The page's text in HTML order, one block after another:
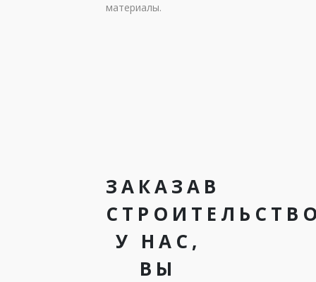
материалы.
ЗАКАЗАВ
У НАС,
ВЫ